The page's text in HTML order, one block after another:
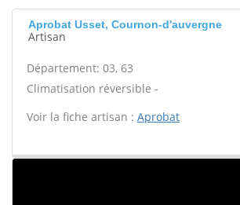
Aprobat Usset, Cournon-d'auvergne
Artisan
Département: 03, 63
Climatisation réversible -
Voir la fiche artisan : Aprobat